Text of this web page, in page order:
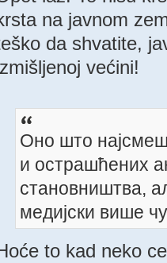
na javnom
da shvatite,
većini!
Оно што
и острашћених
становништва,
медијски више
to kad neko